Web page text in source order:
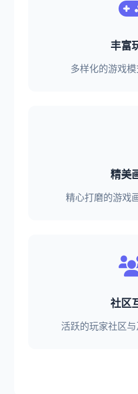
丰富
多样化的游戏
精美
精心打磨的游戏
社区
活跃的玩家社区